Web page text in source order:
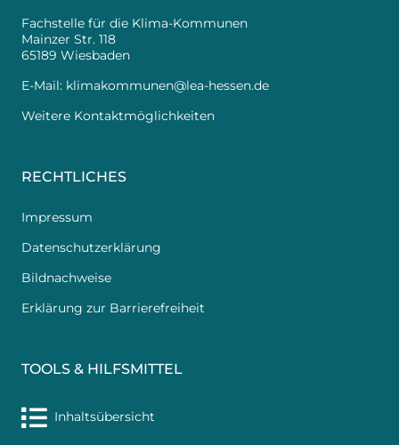
Fachstelle für die Klima-Kommunen
Mainzer Str. 118
65189 Wiesbaden
E-Mail: klimakommunen@lea-hessen.de
Weitere Kontaktmöglichkeiten
RECHTLICHES
Impressum
Datenschutzerklärung
Bildnachweise
Erklärung zur Barrierefreiheit
TOOLS & HILFSMITTEL
Inhaltsübersicht